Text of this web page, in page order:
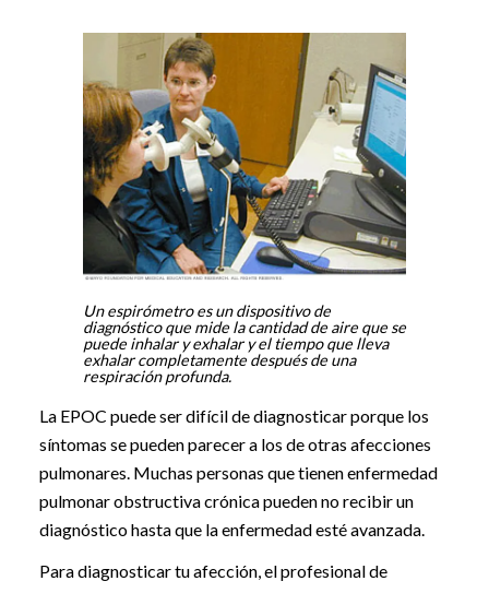
Un espirómetro es un dispositivo de
diagnóstico que mide la cantidad de aire que se
puede inhalar y exhalar y el tiempo que lleva
exhalar completamente después de una
respiración profunda.
La EPOC puede ser difícil de diagnosticar porque los
síntomas se pueden parecer a los de otras afecciones
pulmonares. Muchas personas que tienen enfermedad
pulmonar obstructiva crónica pueden no recibir un
diagnóstico hasta que la enfermedad esté avanzada.
Para diagnosticar tu afección, el profesional de